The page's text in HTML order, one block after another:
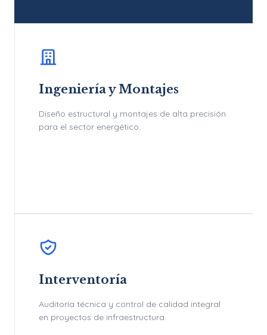
Ingeniería y Montajes
Diseño estructural y montajes de alta precisión
para el sector energético.
Interventoría
Auditoría técnica y control de calidad integral
en proyectos de infraestructura.